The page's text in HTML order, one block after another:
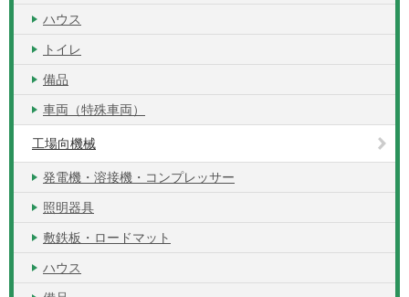
ハウス
トイレ
備品
車両（特殊車両）
工場向機械
発電機・溶接機・コンプレッサー
照明器具
敷鉄板・ロードマット
ハウス